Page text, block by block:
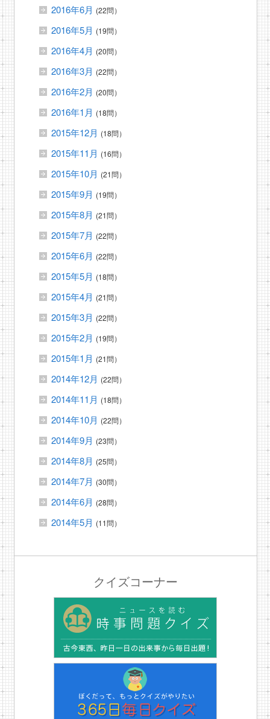
2016年6月 (22問）
2016年5月 (19問）
2016年4月 (20問）
2016年3月 (22問）
2016年2月 (20問）
2016年1月 (18問）
2015年12月 (18問）
2015年11月 (16問）
2015年10月 (21問）
2015年9月 (19問）
2015年8月 (21問）
2015年7月 (22問）
2015年6月 (22問）
2015年5月 (18問）
2015年4月 (21問）
2015年3月 (22問）
2015年2月 (19問）
2015年1月 (21問）
2014年12月 (22問）
2014年11月 (18問）
2014年10月 (22問）
2014年9月 (23問）
2014年8月 (25問）
2014年7月 (30問）
2014年6月 (28問）
2014年5月 (11問）
クイズコーナー